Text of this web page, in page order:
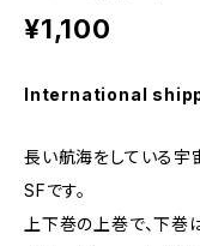
¥1,100
International
長い航海をしている
SFです。
上下巻の上巻で、下巻